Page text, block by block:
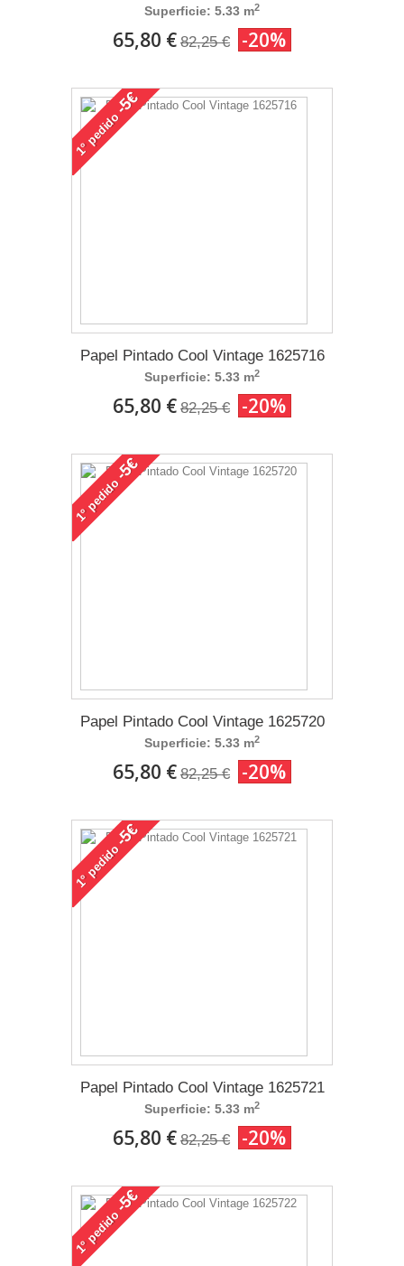
Superficie: 5.33 m2
65,80 € 82,25 € -20%
1°
pedido
-5€
Papel Pintado Cool Vintage 1625716
Superficie: 5.33 m2
65,80 € 82,25 € -20%
1°
pedido
-5€
Papel Pintado Cool Vintage 1625720
Superficie: 5.33 m2
65,80 € 82,25 € -20%
1°
pedido
-5€
Papel Pintado Cool Vintage 1625721
Superficie: 5.33 m2
65,80 € 82,25 € -20%
1°
pedido
-5€